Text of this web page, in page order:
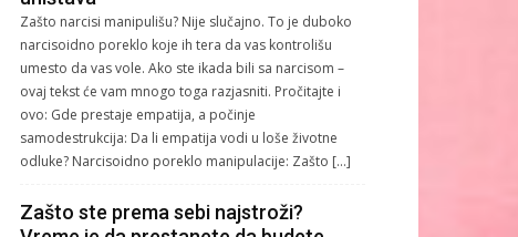
Zašto narcisi manipulišu? Nije slučajno. To je duboko
narcisoidno poreklo koje ih tera da vas kontrolišu
umesto da vas vole. Ako ste ikada bili sa narcisom –
ovaj tekst će vam mnogo toga razjasniti. Pročitajte i
ovo: Gde prestaje empatija, a počinje
samodestrukcija: Da li empatija vodi u loše životne
odluke? Narcisoidno poreklo manipulacije: Zašto […]
Zašto ste prema sebi najstroži?